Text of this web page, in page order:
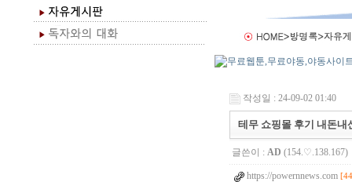
작성일 : 24-09-02 01:40
테무 쇼핑몰 후기 내돈내
글쓴이 : AD (154.♡.138.167)
https://powernnews.com